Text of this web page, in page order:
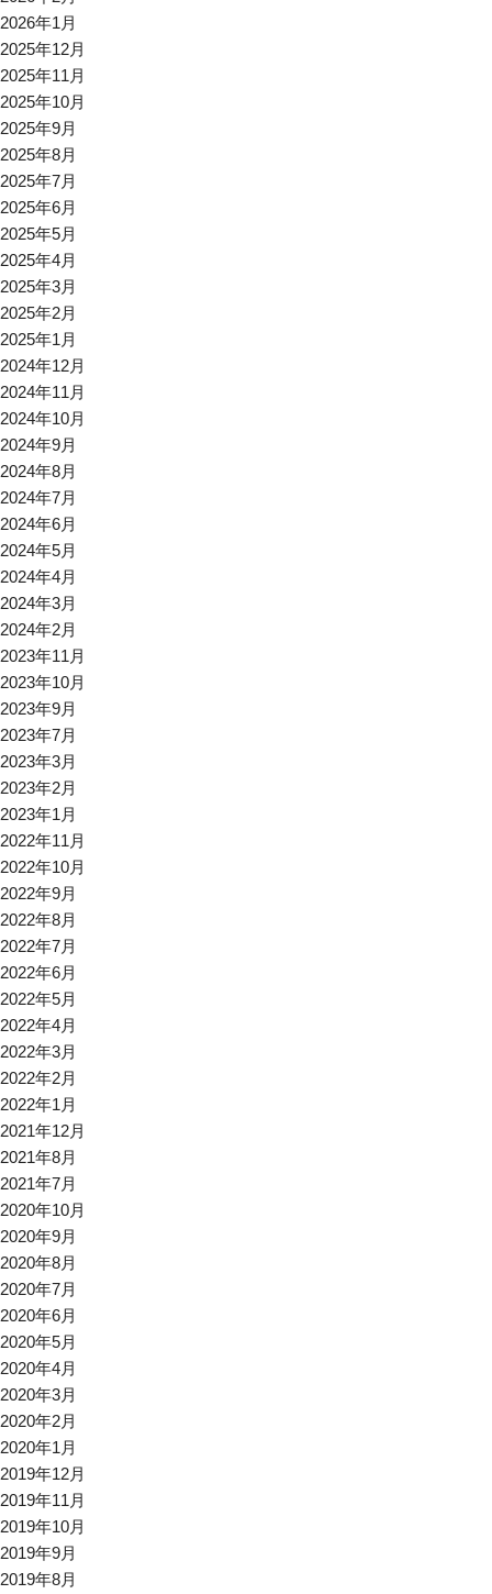
2026年1月
2025年12月
2025年11月
2025年10月
2025年9月
2025年8月
2025年7月
2025年6月
2025年5月
2025年4月
2025年3月
2025年2月
2025年1月
2024年12月
2024年11月
2024年10月
2024年9月
2024年8月
2024年7月
2024年6月
2024年5月
2024年4月
2024年3月
2024年2月
2023年11月
2023年10月
2023年9月
2023年7月
2023年3月
2023年2月
2023年1月
2022年11月
2022年10月
2022年9月
2022年8月
2022年7月
2022年6月
2022年5月
2022年4月
2022年3月
2022年2月
2022年1月
2021年12月
2021年8月
2021年7月
2020年10月
2020年9月
2020年8月
2020年7月
2020年6月
2020年5月
2020年4月
2020年3月
2020年2月
2020年1月
2019年12月
2019年11月
2019年10月
2019年9月
2019年8月